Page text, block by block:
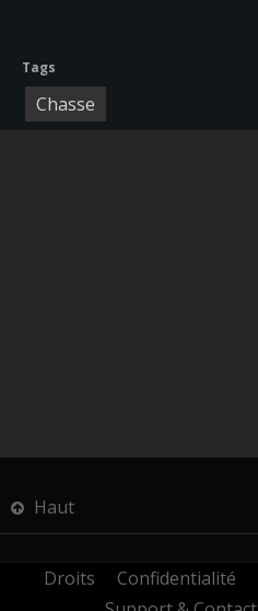
Tags
Chasse
Haut
Droits Confidentialité